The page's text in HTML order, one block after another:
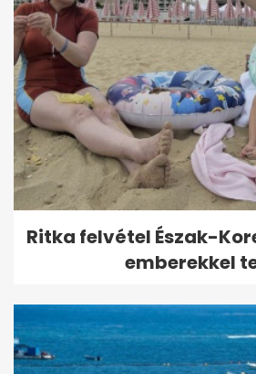
Ritka felvétel Észak-
emberekkel